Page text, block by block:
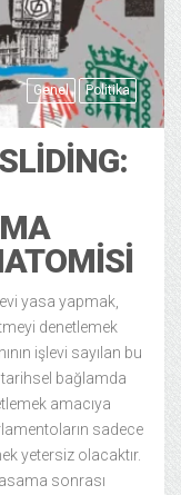
Genel Politika
yasa yapmak,
denetlemek
işlevi sayılan bu
bağlamda
amacıya
sadece
yetersiz olacaktır.
sonrası